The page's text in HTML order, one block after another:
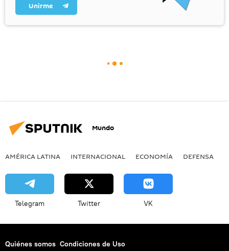
Unirme
Mundo
AMÉRICA LATINA INTERNACIONAL ECONOMÍA DEFENSA
Telegram Twitter VK
Quiénes somos Condiciones de Uso